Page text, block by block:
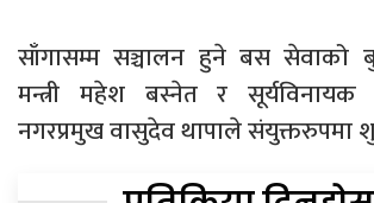
साँगासम्म सञ्चालन हुने बस सेवाको
मन्त्री महेश बस्नेत र सूर्यविनायक
नगरप्रमुख वासुदेव थापाले संयुक्तरुपमा